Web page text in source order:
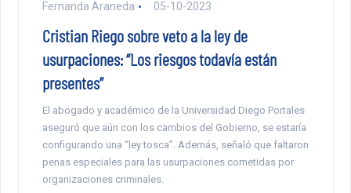
Fernanda Araneda 05-10-2023
Cristian Riego sobre veto a la ley de
usurpaciones: “Los riesgos todavía están
presentes”
El abogado y académico de la Universidad Diego Portales
aseguró que aún con los cambios del Gobierno, se estaría
configurando una “ley tosca”. Además, señaló que faltaron
penas especiales para las usurpaciones cometidas por
organizaciones criminales.